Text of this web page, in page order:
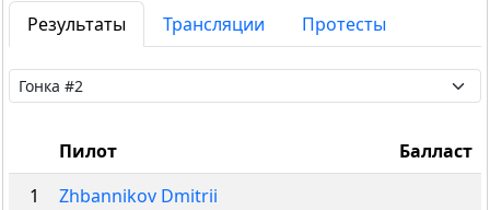
Результаты Трансляции Протесты
Пилот
Балласт
1
Zhbannikov Dmitrii